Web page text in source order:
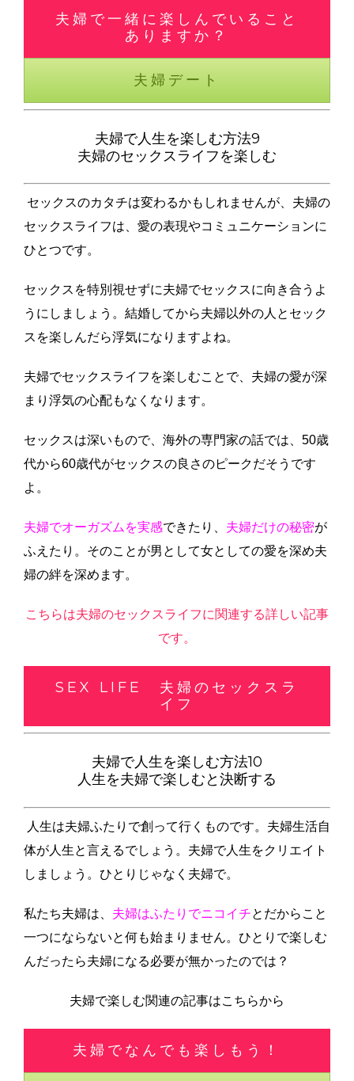
夫婦で一緒に楽しんでいること
ありますか？
夫婦デート
夫婦で人生を楽しむ方法9
夫婦のセックスライフを楽しむ
セックスのカタチは変わるかもしれませんが、夫婦の
セックスライフは、愛の表現やコミュニケーションに
ひとつです。
セックスを特別視せずに夫婦でセックスに向き合うよ
うにしましょう。結婚してから夫婦以外の人とセック
スを楽しんだら浮気になりますよね。
夫婦でセックスライフを楽しむことで、夫婦の愛が深
まり浮気の心配もなくなります。
セックスは深いもので、海外の専門家の話では、50歳
代から60歳代がセックスの良さのピークだそうです
よ。
夫婦でオーガズムを実感できたり、 夫婦だけの秘密が
ふえたり。そのことが男として女としての愛を深め夫
婦の絆を深めます。
こちらは夫婦のセックスライフに関連する詳しい記事
です。
SEX LIFE 夫婦のセックスラ
イフ
夫婦で人生を楽しむ方法10
人生を夫婦で楽しむと決断する
人生は夫婦ふたりで創って行くものです。夫婦生活自
体が人生と言えるでしょう。夫婦で人生をクリエイト
しましょう。ひとりじゃなく夫婦で。
私たち夫婦は、 夫婦はふたりでニコイチとだからこと
一つにならないと何も始まりません。ひとりで楽しむ
んだったら夫婦になる必要が無かったのでは？
夫婦で楽しむ関連の記事はこちらから
夫婦でなんでも楽しもう！